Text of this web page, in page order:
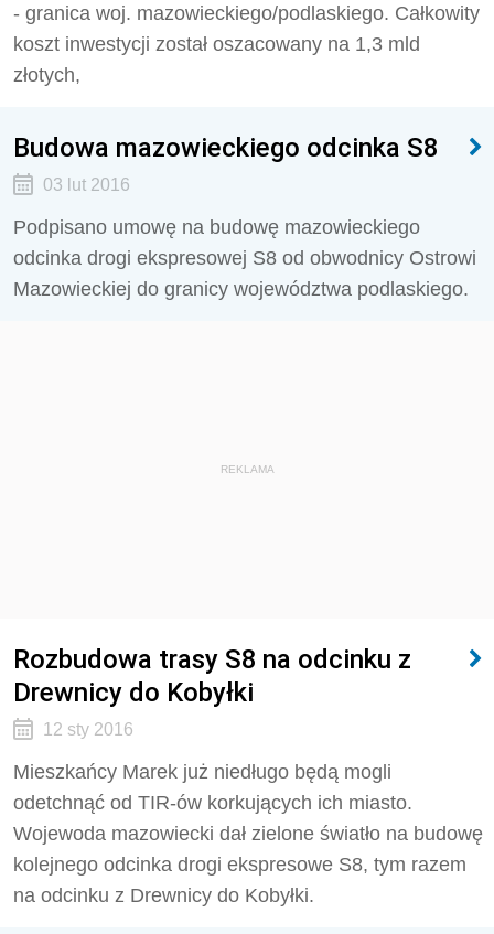
- granica woj. mazowieckiego/podlaskiego. Całkowity
koszt inwestycji został oszacowany na 1,3 mld
złotych,
Budowa mazowieckiego odcinka S8
03 lut 2016
Podpisano umowę na budowę mazowieckiego
odcinka drogi ekspresowej S8 od obwodnicy Ostrowi
Mazowieckiej do granicy województwa podlaskiego.
REKLAMA
Rozbudowa trasy S8 na odcinku z
Drewnicy do Kobyłki
12 sty 2016
Mieszkańcy Marek już niedługo będą mogli
odetchnąć od TIR-ów korkujących ich miasto.
Wojewoda mazowiecki dał zielone światło na budowę
kolejnego odcinka drogi ekspresowe S8, tym razem
na odcinku z Drewnicy do Kobyłki.